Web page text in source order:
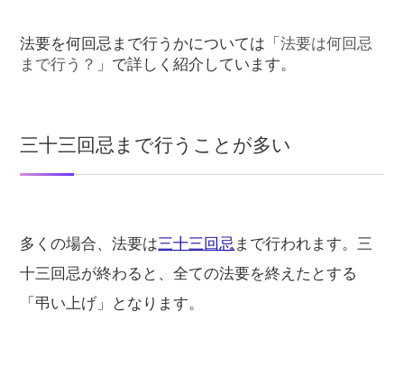
法要を何回忌まで行うかについては「法要は何回忌
まで行う？ 」で詳しく紹介しています。
三十三回忌まで行うことが多い
多くの場合、法要は三十三回忌 まで行われます。三
十三回忌が終わると、全ての法要を終えたとする
「弔い上げ」となります。